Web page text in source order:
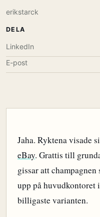
Jaha. Ryktena visade
eBay. Grattis till
gissar att
upp på
billigaste varianten.
erikstarck
DELA
LinkedIn
E-post